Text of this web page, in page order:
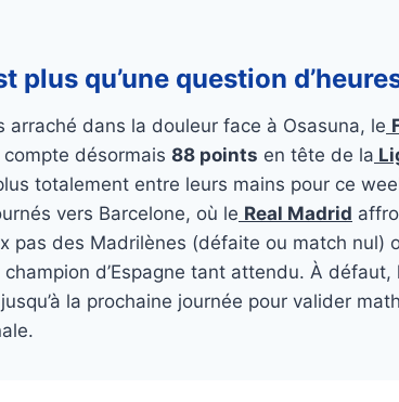
plus qu’une question
arraché dans la douleur face à Osasuna, le
désormais 88 points en tête de la
totalement entre leurs mains pour ce
vers Barcelone, où le Real Madrid
pas des Madrilènes (défaite ou match nul)
d’Espagne tant attendu. À
la prochaine journée pour valider